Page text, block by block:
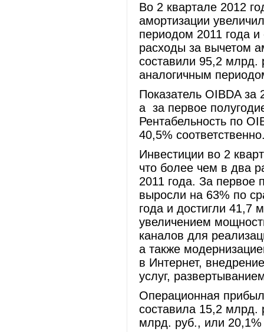
Во 2 квартале 2012
амортизации
периодом 2011 года
расходы за вычетом
составили 95,2 млрд.
аналогичным
Показатель OIBDA за
а за первое
Рентабельность по
40,5%
Инвестиции во 2
что более чем в два
2011 года. За первое
выросли на 63% по
года и достигли 41,7
увеличением
каналов для
а также
в Интернет,
услуг,
Операционная
составила 15,2 млрд.
млрд. руб., или 20,1%